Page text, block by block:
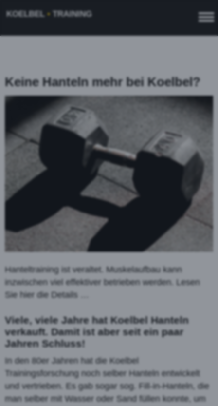
KOELBEL • TRAINING
Keine Hanteln mehr bei Koelbel?
Hanteltraining ist veraltet. Muskelaufbau kann
inzwischen viel effektiver betrieben werden. Lesen
Sie hier die Details …
Viele, viele Jahre hat Koelbel Hanteln
verkauft. Damit ist aber seit ein paar
Jahren Schluss!
In den 80er Jahren hat die Koelbel
Trainingsforschung noch selber Hanteln entwickelt
und vertrieben. Es gab sogar sog. Fill-in-Hanteln, die
man selber mit Wasser oder Sand füllen konnte, um